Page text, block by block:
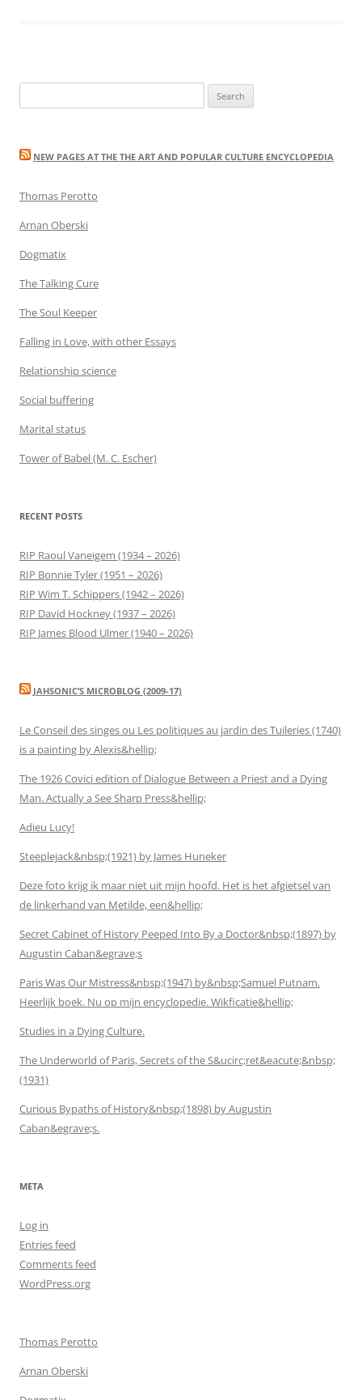
for:
NEW PAGES AT THE THE ART AND POPULAR CULTURE ENCYCLOPEDIA
Thomas Perotto
Arnan Oberski
Dogmatix
The Talking Cure
The Soul Keeper
Falling in Love, with other Essays
Relationship science
Social buffering
Marital status
Tower of Babel (M. C. Escher)
RECENT POSTS
RIP Raoul Vaneigem (1934 – 2026)
RIP Bonnie Tyler (1951 – 2026)
RIP Wim T. Schippers (1942 – 2026)
RIP David Hockney (1937 – 2026)
RIP James Blood Ulmer (1940 – 2026)
JAHSONIC’S MICROBLOG (2009-17)
Le Conseil des singes ou Les politiques au jardin des Tuileries (1740)
is a painting by Alexis&hellip;
The 1926 Covici edition of Dialogue Between a Priest and a Dying
Man. Actually a See Sharp Press&hellip;
Adieu Lucy!
Steeplejack&nbsp;(1921) by James Huneker
Deze foto krijg ik maar niet uit mijn hoofd. Het is het afgietsel van
de linkerhand van Metilde, een&hellip;
Secret Cabinet of History Peeped Into By a Doctor&nbsp;(1897) by
Augustin Caban&egrave;s
Paris Was Our Mistress&nbsp;(1947) by&nbsp;Samuel Putnam.
Heerlijk boek. Nu op mijn encyclopedie. Wikficatie&hellip;
Studies in a Dying Culture.
The Underworld of Paris, Secrets of the S&ucirc;ret&eacute;&nbsp;
(1931)
Curious Bypaths of History&nbsp;(1898) by Augustin
Caban&egrave;s.
META
Log in
Entries feed
Comments feed
WordPress.org
Thomas Perotto
Arnan Oberski